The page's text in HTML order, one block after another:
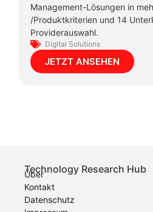
Management-Lösungen in
/Produktkriterien und 14
Providerauswahl.
Digital Solutions
JETZT ANSEHEN
Technology Research Hub
Über
Kontakt
Datenschutz